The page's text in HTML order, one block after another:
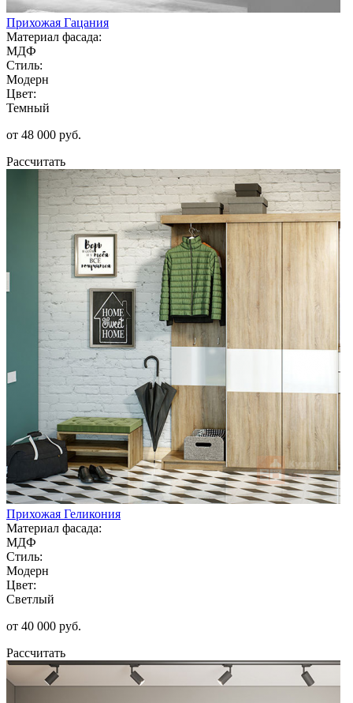
Прихожая Гацания
Материал фасада:
МДФ
Стиль:
Модерн
Цвет:
Темный
от 48 000 руб.
Рассчитать
Прихожая Геликония
Материал фасада:
МДФ
Стиль:
Модерн
Цвет:
Светлый
от 40 000 руб.
Рассчитать